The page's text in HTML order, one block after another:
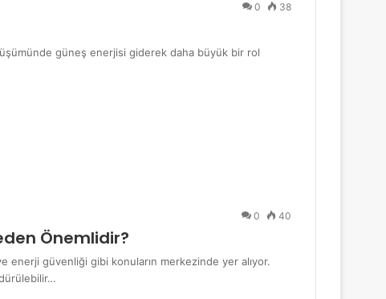
0 38
güneş enerjisi giderek daha büyük bir rol
0 40
Önemlidir?
enerji güvenliği gibi konuların merkezinde yer alıyor.